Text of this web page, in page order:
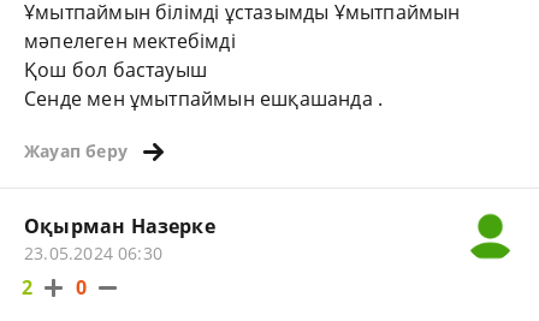
Ұмытпаймын білімді ұстазымды Ұмытпаймын
мәпелеген мектебімді
Қош бол бастауыш
Сенде мен ұмытпаймын ешқашанда .
Жауап беру
Оқырман Назерке
23.05.2024 06:30
2 0